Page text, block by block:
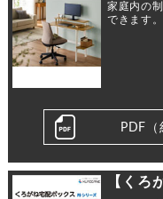
家庭内の
できます。
PDF（
【くろ